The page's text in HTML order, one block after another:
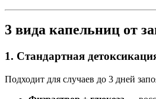
3 вида капельниц от
1. Стандартная
Подходит для случаев до 3 дней